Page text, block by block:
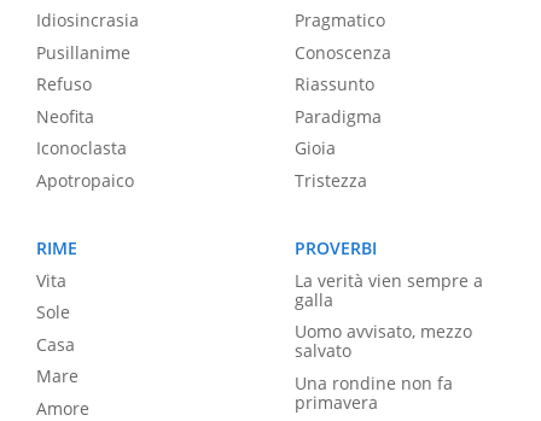
Idiosincrasia
Pusillanime
Refuso
Neofita
Iconoclasta
Apotropaico
Pragmatico
Conoscenza
Riassunto
Paradigma
Gioia
Tristezza
RIME
Vita
Sole
Casa
Mare
Amore
PROVERBI
La verità vien sempre a
galla
Uomo avvisato, mezzo
salvato
Una rondine non fa
primavera